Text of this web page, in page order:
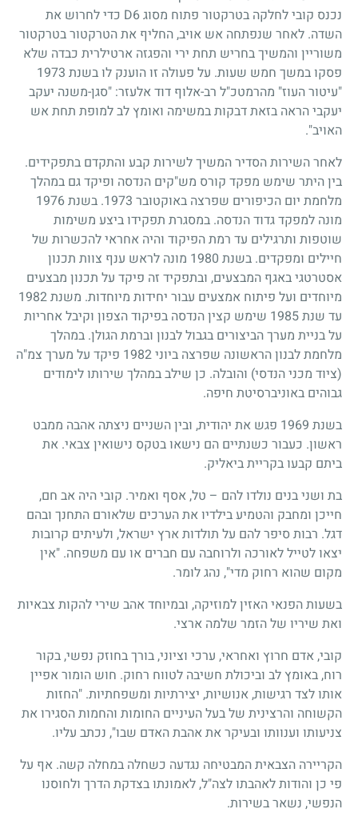
נכנס קובי לחלקה בטרקטור פתוח מסוג D6 כדי לחרוש את
השדה. לאחר שנפתחה אש אויב, החליף את הטרקטור בטרקטור
משוריין והמשיך בחריש תחת ירי והפגזה ארטילרית כבדה שלא
פסקו במשך חמש שעות. על פעולה זו הוענק לו בשנת 1973
"עיטור העוז" מהרמטכ"ל רב-אלוף דוד אלעזר: "סגן-משנה יעקב
יעקבי הראה בזאת דבקות במשימה ואומץ לב למופת תחת אש
האויב".
לאחר השירות הסדיר המשיך לשירות קבע והתקדם בתפקידים.
בין היתר שימש מפקד קורס מש"קים הנדסה ופיקד גם במהלך
מלחמת יום הכיפורים שפרצה באוקטובר 1973. בשנת 1976
מונה למפקד גדוד הנדסה. במסגרת תפקידו ביצע משימות
שוטפות ותרגילים עד רמת הפיקוד והיה אחראי להכשרות של
חיילים ומפקדים. בשנת 1980 מונה לראש ענף צוות תכנון
אסטרטגי באגף המבצעים, ובתפקיד זה פיקד על תכנון מבצעים
מיוחדים ועל פיתוח אמצעים עבור יחידות מיוחדות. משנת 1982
עד שנת 1985 שימש קצין הנדסה בפיקוד הצפון וקיבל אחריות
על בניית מערך הביצורים בגבול לבנון וברמת הגולן. במהלך
מלחמת לבנון הראשונה שפרצה ביוני 1982 פיקד על מערך צמ"ה
(ציוד מכני הנדסי) והובלה. כן שילב במהלך שירותו לימודים
גבוהים באוניברסיטת חיפה.
בשנת 1969 פגש את יהודית, ובין השניים ניצתה אהבה ממבט
ראשון. כעבור כשנתיים הם נישאו בטקס נישואין צבאי. את
ביתם קבעו בקריית ביאליק.
בת ושני בנים נולדו להם – טל, אסף ואמיר. קובי היה אב חם,
חייכן ומחבק והטמיע בילדיו את הערכים שלאורם התחנך ובהם
דגל. רבות סיפר להם על תולדות ארץ ישראל, ולעיתים קרובות
יצאו לטייל לאורכה ולרוחבה עם חברים או עם משפחה. "אין
מקום שהוא רחוק מדי", נהג לומר.
בשעות הפנאי האזין למוזיקה, ובמיוחד אהב שירי להקות צבאיות
ואת שיריו של הזמר שלמה ארצי.
קובי, אדם חרוץ ואחראי, ערכי וציוני, בורך בחוזק נפשי, בקור
רוח, באומץ לב וביכולת חשיבה לטווח רחוק. חוש הומור אפיין
אותו לצד רגישות, אנושיות, יצירתיות ומשפחתיות. "החזות
הקשוחה והרצינית של בעל העיניים החומות והחמות הסגירו את
צניעותו וענוותו ובעיקר את אהבת האדם שבו", נכתב עליו.
הקריירה הצבאית המבטיחה נגדעה כשחלה במחלה קשה. אף על
פי כן והודות לאהבתו לצה"ל, לאמונתו בצדקת הדרך ולחוסנו
הנפשי, נשאר בשירות.